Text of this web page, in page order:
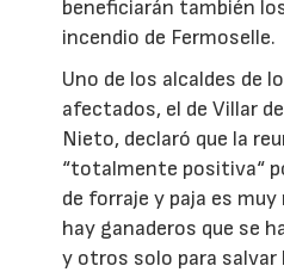
beneficiarán también
incendio de Fermoselle.
Uno de los alcaldes de
afectados, el de Villar
Nieto, declaró que la
“totalmente positiva“
de forraje y paja es
hay ganaderos que se
y otros solo para